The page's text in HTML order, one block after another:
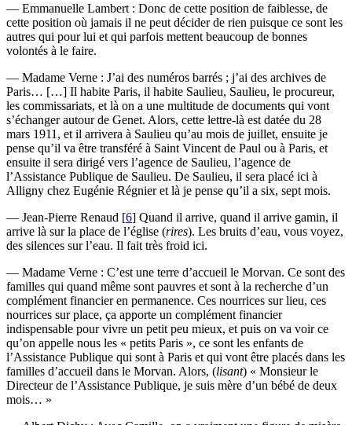
— Emmanuelle Lambert : Donc de cette position de faiblesse, de
cette position où jamais il ne peut décider de rien puisque ce sont les
autres qui pour lui et qui parfois mettent beaucoup de bonnes
volontés à le faire.
— Madame Verne : J’ai des numéros barrés ; j’ai des archives de
Paris… […] Il habite Paris, il habite Saulieu, Saulieu, le procureur,
les commissariats, et là on a une multitude de documents qui vont
s’échanger autour de Genet. Alors, cette lettre-là est datée du 28
mars 1911, et il arrivera à Saulieu qu’au mois de juillet, ensuite je
pense qu’il va être transféré à Saint Vincent de Paul ou à Paris, et
ensuite il sera dirigé vers l’agence de Saulieu, l’agence de
l’Assistance Publique de Saulieu. De Saulieu, il sera placé ici à
Alligny chez Eugénie Régnier et là je pense qu’il a six, sept mois.
— Jean-Pierre Renaud [6] Quand il arrive, quand il arrive gamin, il
arrive là sur la place de l’église (rires). Les bruits d’eau, vous voyez,
des silences sur l’eau. Il fait très froid ici.
— Madame Verne : C’est une terre d’accueil le Morvan. Ce sont des
familles qui quand même sont pauvres et sont à la recherche d’un
complément financier en permanence. Ces nourrices sur lieu, ces
nourrices sur place, ça apporte un complément financier
indispensable pour vivre un petit peu mieux, et puis on va voir ce
qu’on appelle nous les « petits Paris », ce sont les enfants de
l’Assistance Publique qui sont à Paris et qui vont être placés dans les
familles d’accueil dans le Morvan. Alors, (lisant) « Monsieur le
Directeur de l’Assistance Publique, je suis mère d’un bébé de deux
mois… »